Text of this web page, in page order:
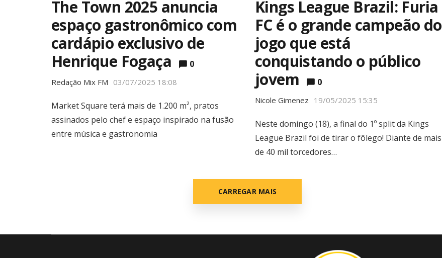
The Town 2025 anuncia
espaço gastronômico com
cardápio exclusivo de
Henrique Fogaça
0
Redação Mix FM 03/07/2025 18:08
Market Square terá mais de 1.200 m², pratos
assinados pelo chef e espaço inspirado na fusão
entre música e gastronomia
Kings League Brazil: Furia
FC é o grande campeão do
jogo que está
conquistando o público
jovem
0
Nicole Gimenez 19/05/2025 15:35
Neste domingo (18), a final do 1º split da Kings
League Brazil foi de tirar o fôlego! Diante de mais
de 40 mil torcedores…
CARREGAR MAIS